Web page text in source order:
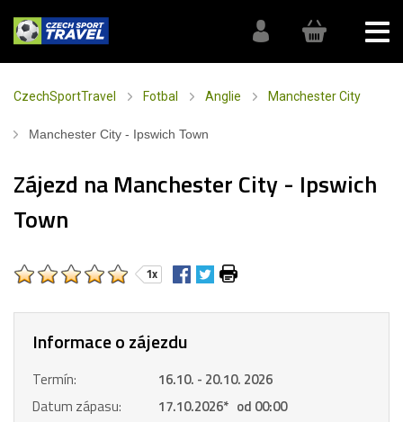
CzechSportTravel Fotbal Anglie Manchester City
Manchester City - Ipswich Town
Zájezd na Manchester City - Ipswich
Town
1x
Informace o zájezdu
Termín:
16.10. - 20.10. 2026
Datum zápasu:
17.10.2026* od 00:00